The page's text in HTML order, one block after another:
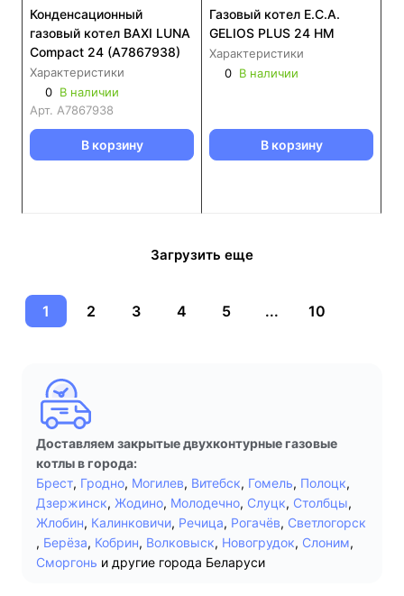
Конденсационный
газовый котел BAXI LUNA
Compact 24 (А7867938)
Характеристики
0 В наличии
Арт. А7867938
В корзину
Газовый котел E.C.A.
GELIOS PLUS 24 HM
Характеристики
0 В наличии
В корзину
Загрузить еще
1 2 3 4 5 ... 10
Доставляем закрытые двухконтурные газовые
котлы в города:
Брест, Гродно, Могилев, Витебск, Гомель, Полоцк,
Дзержинск, Жодино, Молодечно, Слуцк, Столбцы,
Жлобин, Калинковичи, Речица, Рогачёв, Светлогорск
, Берёза, Кобрин, Волковыск, Новогрудок, Слоним,
Сморгонь и другие города Беларуси